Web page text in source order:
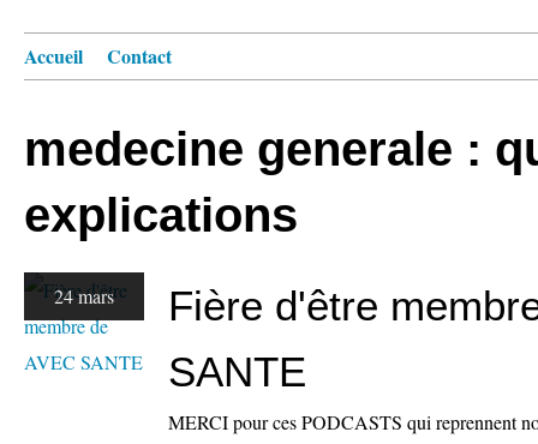
Accueil Contact
medecine generale :
explications
24 mars
Fière d'être
SANTE
MERCI pour ces PODCASTS qui reprennent